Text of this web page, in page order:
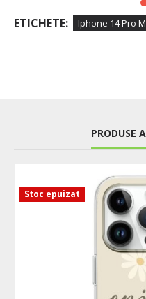
ETICHETE: Iphone 14 Pro
PRODUSE
Stoc epuizat